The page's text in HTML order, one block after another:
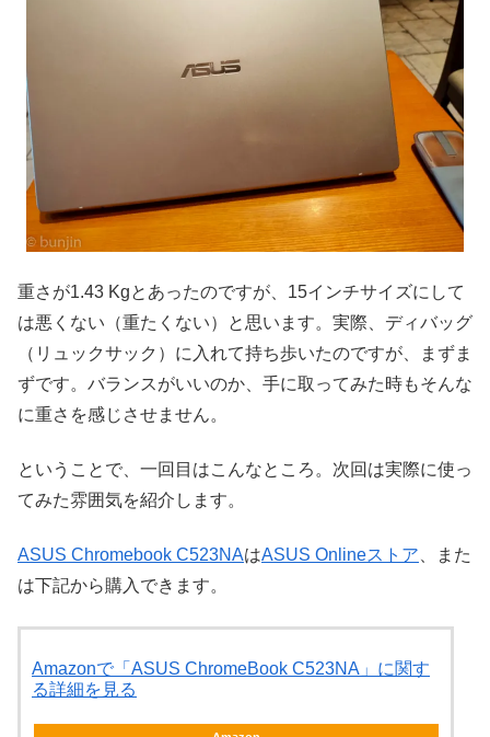
重さが1.43 Kgとあったのですが、15インチサイズにして
は悪くない（重たくない）と思います。実際、ディバッグ
（リュックサック）に入れて持ち歩いたのですが、まずま
ずです。バランスがいいのか、手に取ってみた時もそんな
に重さを感じさせません。
ということで、一回目はこんなところ。次回は実際に使っ
てみた雰囲気を紹介します。
ASUS Chromebook C523NAはASUS Onlineストア、また
は下記から購入できます。
Amazonで「ASUS ChromeBook C523NA」に関す
る詳細を見る